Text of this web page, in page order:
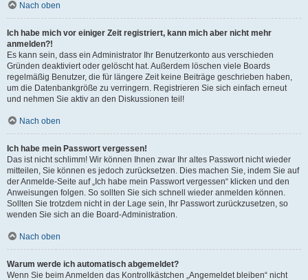
Nach oben
Ich habe mich vor einiger Zeit registriert, kann mich aber nicht mehr
anmelden?!
Es kann sein, dass ein Administrator Ihr Benutzerkonto aus verschieden
Gründen deaktiviert oder gelöscht hat. Außerdem löschen viele Boards
regelmäßig Benutzer, die für längere Zeit keine Beiträge geschrieben haben,
um die Datenbankgröße zu verringern. Registrieren Sie sich einfach erneut
und nehmen Sie aktiv an den Diskussionen teil!
Nach oben
Ich habe mein Passwort vergessen!
Das ist nicht schlimm! Wir können Ihnen zwar Ihr altes Passwort nicht wieder
mitteilen, Sie können es jedoch zurücksetzen. Dies machen Sie, indem Sie auf
der Anmelde-Seite auf „Ich habe mein Passwort vergessen“ klicken und den
Anweisungen folgen. So sollten Sie sich schnell wieder anmelden können.
Sollten Sie trotzdem nicht in der Lage sein, Ihr Passwort zurückzusetzen, so
wenden Sie sich an die Board-Administration.
Nach oben
Warum werde ich automatisch abgemeldet?
Wenn Sie beim Anmelden das Kontrollkästchen „Angemeldet bleiben“ nicht